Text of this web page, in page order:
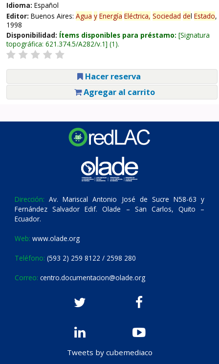
Idioma: Español
Editor: Buenos Aires: Agua y Energía Eléctrica, Sociedad del Estado,
1998
Disponibilidad: Ítems disponibles para préstamo: Signatura
topográfica: 621.374.5/A282/v.1 (1).
Hacer reserva
Agregar al carrito
Dirección: Av. Mariscal Antonio José de Sucre N58-63 y
Fernández Salvador Edif. Olade – San Carlos, Quito –
Ecuador.
Web: www.olade.org
Teléfono: (593 2) 259 8122 / 2598 280
Correo: centro.documentacion@olade.org
Tweets by cubemediaco